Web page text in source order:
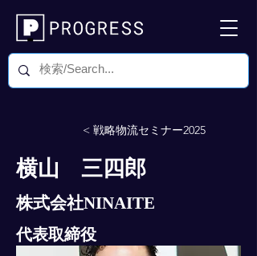
< 戦略物流セミナー2025
横山 三四郎
株式会社NINAITE
代表取締役